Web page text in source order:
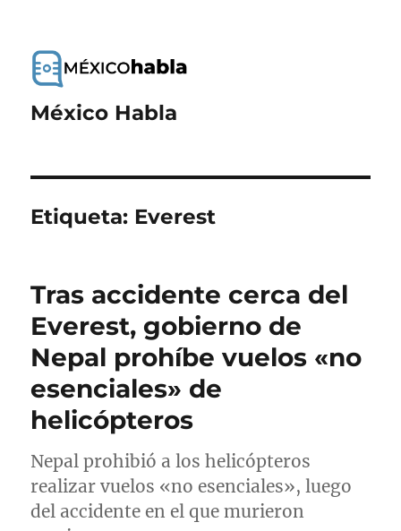
México Habla
Etiqueta: Everest
Tras accidente cerca del
Everest, gobierno de
Nepal prohíbe vuelos «no
esenciales» de
helicópteros
Nepal prohibió a los helicópteros
realizar vuelos «no esenciales», luego
del accidente en el que murieron